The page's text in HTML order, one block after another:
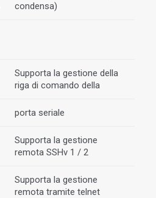
condensa)
Supporta la gestione della
riga di comando della
porta seriale
Supporta la gestione
remota SSHv 1 / 2
Supporta la gestione
remota tramite telnet